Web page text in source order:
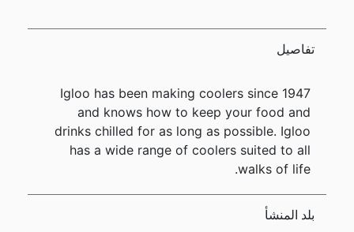
تفاصيل
Igloo has been making coolers since 1947
and knows how to keep your food and
drinks chilled for as long as possible. Igloo
has a wide range of coolers suited to all
walks of life.
بلد المنشأ